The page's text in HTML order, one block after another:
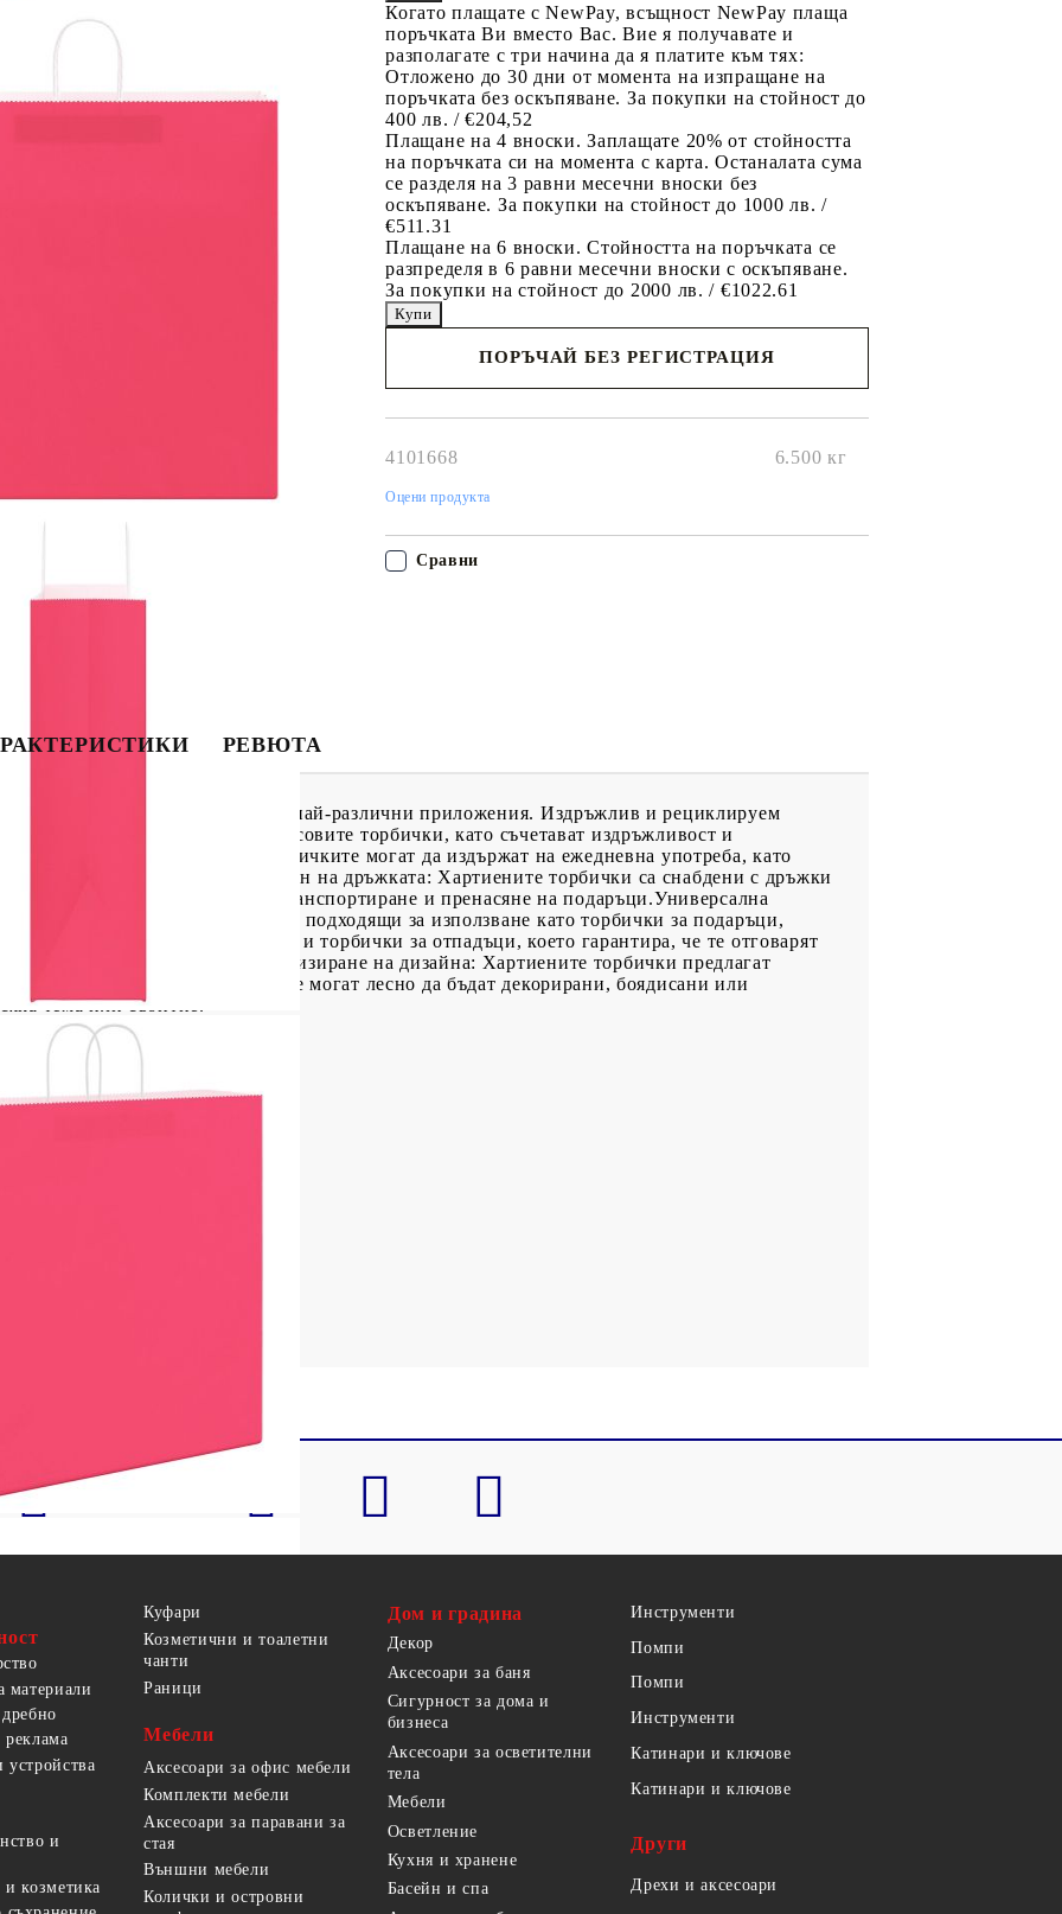
Когато плащате с NewPay, всъщност NewPay плаща
поръчката Ви вместо Вас. Вие я получавате и
разполагате с три начина да я платите към тях:
Отложено до 30 дни от момента на изпращане на
поръчката без оскъпяване. За покупки на стойност до
400 лв. / €204,52
Плащане на 4 вноски. Заплащате 20% от стойността
на поръчката си на момента с карта. Останалата сума
се разделя на 3 равни месечни вноски без
оскъпяване. За покупки на стойност до 1000 лв. /
€511.31
Плащане на 6 вноски. Стойността на поръчката се
разпределя в 6 равни месечни вноски с оскъпяване.
За покупки на стойност до 2000 лв. / €1022.61
ПОРЪЧАЙ БЕЗ РЕГИСТРАЦИЯ
4101668 6.500 кг
Оцени продукта
Сравни
РЕВЮТА
вариант за опаковане за най-различни приложения. Издръжлив и рециклируем
алтернатива на пластмасовите торбички, като съчетават издръжливост и
от естествена хартия, торбичките могат да издържат на ежедневна употреба, като
отпадъци.Практичен дизайн на дръжката: Хартиените торбички са снабдени с дръжки
и позволяват лесно транспортиране и пренасяне на подаръци.Универсална
подаръчни торбички ги прави подходящи за използване като торбички за подаръци,
торбички за изнасяне и торбички за отпадъци, което гарантира, че те отговарят
за персонализиране на дизайна: Хартиените торбички предлагат
и творческо изразяване. Те могат лесно да бъдат декорирани, боядисани или
тема или събитие.
материали
и
козметика
Куфари
Козметични и тоалетни
чанти
Раници
Мебели
Аксесоари за офис мебели
Комплекти мебели
Аксесоари за паравани за
стая
Външни мебели
Колички и островни
Дом и градина
Декор
Аксесоари за баня
Сигурност за дома и
бизнеса
Аксесоари за осветителни
тела
Мебели
Осветление
Кухня и хранене
Басейн и спа
Инструменти
Помпи
Помпи
Инструменти
Катинари и ключове
Катинари и ключове
Други
Дрехи и аксесоари